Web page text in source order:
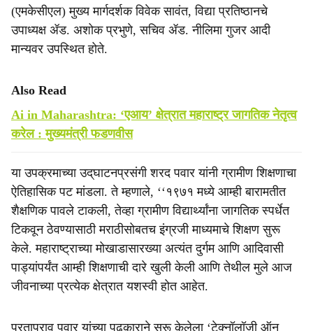
(एमकेसीएल) मुख्य मार्गदर्शक विवेक सावंत, विद्या प्रतिष्ठानचे
उपाध्यक्ष ॲड. अशोक प्रभुणे, सचिव ॲड. नीलिमा गुजर आदी
मान्यवर उपस्थित होते.
Also Read
Ai in Maharashtra: ‘एआय’ क्षेत्रात महाराष्ट्र जागतिक नेतृत्व
करेल : मुख्यमंत्री फडणवीस
या उपक्रमाच्या उद्‌घाटनप्रसंगी शरद पवार यांनी ग्रामीण शिक्षणाचा
ऐतिहासिक पट मांडला. ते म्हणाले, ‘‘१९७१ मध्ये आम्ही बारामतीत
शैक्षणिक पावले टाकली, तेव्हा ग्रामीण विद्यार्थ्यांना जागतिक स्पर्धेत
टिकवून ठेवण्यासाठी मराठीसोबतच इंग्रजी माध्यमाचे शिक्षण सुरू
केले. महाराष्ट्राच्या मोखाडासारख्या अत्यंत दुर्गम आणि आदिवासी
पाड्यांपर्यंत आम्ही शिक्षणाची दारे खुली केली आणि तेथील मुले आज
जीवनाच्या प्रत्येक क्षेत्रात यशस्वी होत आहेत.
प्रतापराव पवार यांच्या पुढकाराने सुरू केलेला ‘टेक्नॉलॉजी ऑन